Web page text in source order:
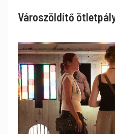
Városzöldítő